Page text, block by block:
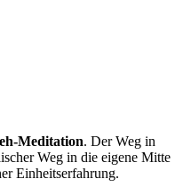
Meditation. Der Weg in
Weg in die eigene Mitte
Einheitserfahrung.